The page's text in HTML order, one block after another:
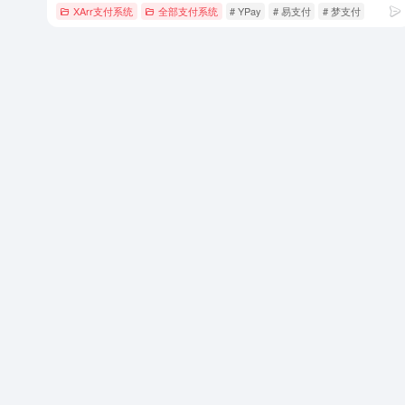
XArr支付系统 全部支付系统 # YPay # 易支付 # 梦支付